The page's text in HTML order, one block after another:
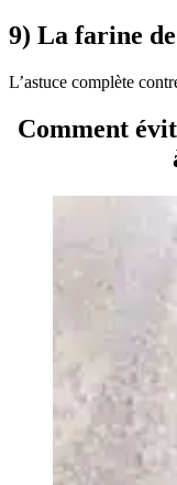
9) La farine
L’astuce complète
Comment